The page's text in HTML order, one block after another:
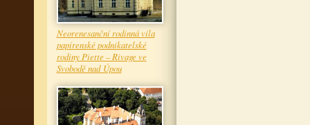
Neorenesanční rodinná vila
papírenské podnikatelské
rodiny Piette – Rivage ve
Svobodě nad Úpou